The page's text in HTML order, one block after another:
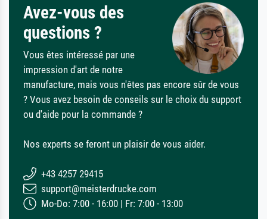
Avez-vous des
questions ?
Vous êtes intéressé par une
impression d'art de notre
manufacture, mais vous n'êtes pas encore sûr de vous
? Vous avez besoin de conseils sur le choix du support
ou d'aide pour la commande ?
Nos experts se feront un plaisir de vous aider.
+43 4257 29415
support@meisterdrucke.com
Mo-Do: 7:00 - 16:00 | Fr: 7:00 - 13:00